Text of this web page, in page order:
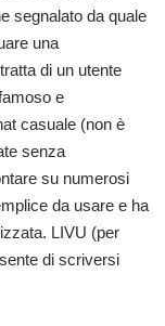
segnalato da quale
una
di un utente
e
casuale (non è
senza
su numerosi
da usare e ha
LIVU (per
di scriversi